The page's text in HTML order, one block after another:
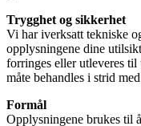
Trygghet og sikkerhet
Vi har iverksatt tekniske
opplysningene dine
forringes eller utleveres til
måte behandles i strid
Formål
Opplysningene brukes til